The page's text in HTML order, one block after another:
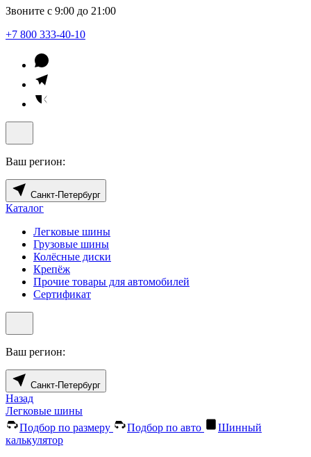
Звоните с 9:00 до 21:00
+7 800 333-40-10
Ваш регион:
Санкт-Петербург
Каталог
Легковые шины
Грузовые шины
Колёсные диски
Крепёж
Прочие товары для автомобилей
Сертификат
Ваш регион:
Санкт-Петербург
Назад
Легковые шины
Подбор по размеру
Подбор по авто
Шинный
калькулятор